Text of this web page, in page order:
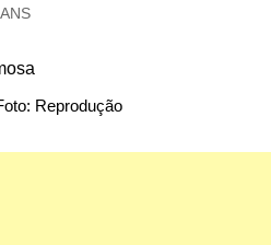
Reprodução